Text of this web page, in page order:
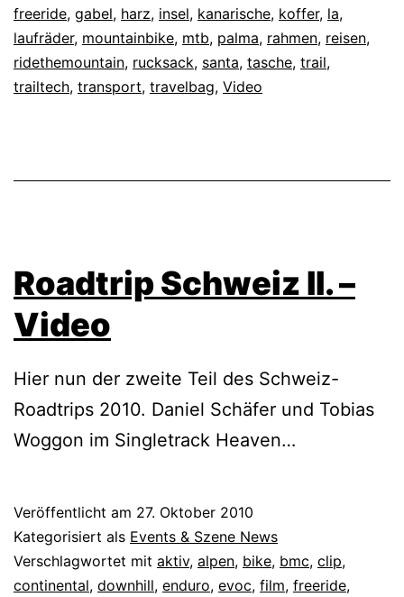
freeride, gabel, harz, insel, kanarische, koffer, la,
laufräder, mountainbike, mtb, palma, rahmen, reisen,
ridethemountain, rucksack, santa, tasche, trail,
trailtech, transport, travelbag, Video
Roadtrip Schweiz II. –
Video
Hier nun der zweite Teil des Schweiz-
Roadtrips 2010. Daniel Schäfer und Tobias
Woggon im Singletrack Heaven…
Veröffentlicht am 27. Oktober 2010
Kategorisiert als Events & Szene News
Verschlagwortet mit aktiv, alpen, bike, bmc, clip,
continental, downhill, enduro, evoc, film, freeride,